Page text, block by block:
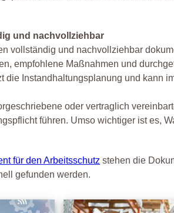
und nachvollziehbar
vollständig und nachvollziehbar
empfohlene Maßnahmen und
die Instandhaltungsplanung und kann
oder vertraglich
führen. Umso wichtiger ist es,
für den Arbeitsschutz stehen die
gefunden werden.